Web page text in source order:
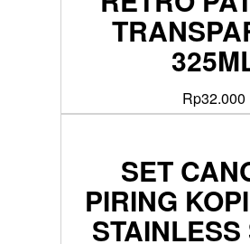
Rp32.000
SET
PIRING